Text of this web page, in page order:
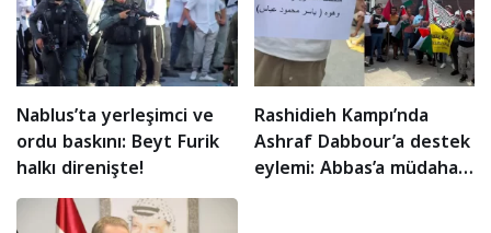
Nablus’ta yerleşimci ve
ordu baskını: Beyt Furik
halkı direnişte!
Rashidieh Kampı’nda
Ashraf Dabbour’a destek
eylemi: Abbas’a müdahale